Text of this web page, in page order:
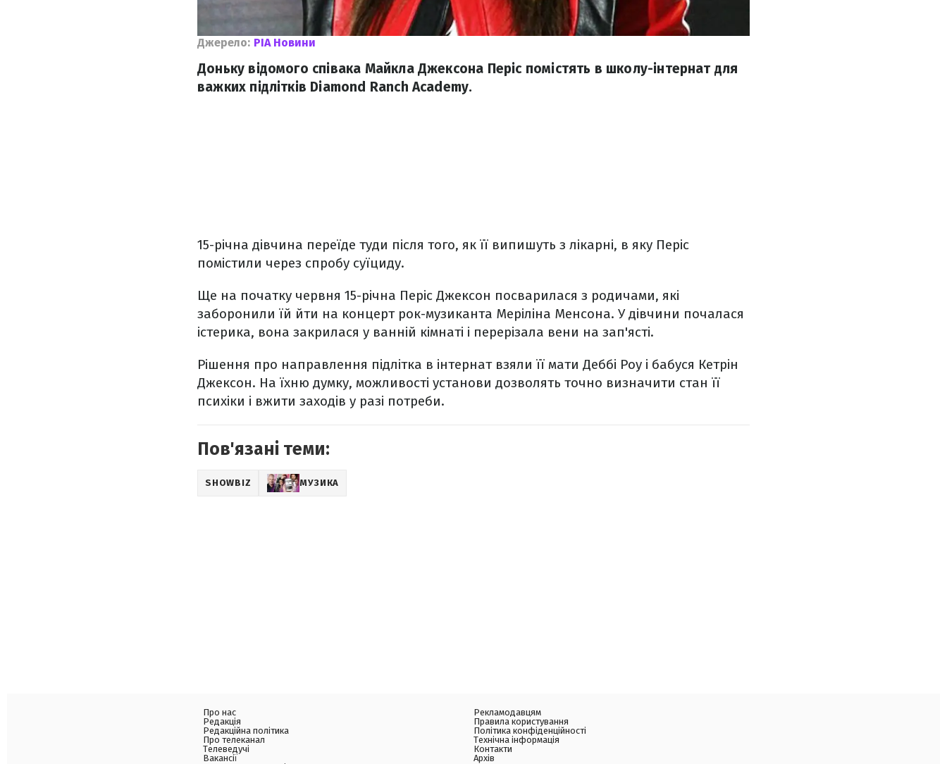
Джерело: РІА Новини
Доньку відомого співака Майкла Джексона Періс помістять в школу-інтернат для
важких підлітків Diamond Ranch Academy.
15-річна дівчина переїде туди після того, як її випишуть з лікарні, в яку Періс
помістили через спробу суїциду.
Ще на початку червня 15-річна Періс Джексон посварилася з родичами, які
заборонили їй йти на концерт рок-музиканта Меріліна Менсона. У дівчини почалася
істерика, вона закрилася у ванній кімнаті і перерізала вени на зап'ясті.
Рішення про направлення підлітка в інтернат взяли її мати Деббі Роу і бабуся Кетрін
Джексон. На їхню думку, можливості установи дозволять точно визначити стан її
психіки і вжити заходів у разі потреби.
Пов'язані теми:
SHOWBIZ МУЗИКА
Про нас
Редакція
Редакційна політика
Про телеканал
Телеведучі
Вакансії
Рекламодавцям
Правила користування
Політика конфіденційності
Технічна інформація
Контакти
Архів